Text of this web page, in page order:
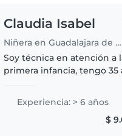
Claudia Isabel
Niñera en Guadalajara de Buga
Soy técnica en atención a
primera infancia, tengo 35
hace más de cinco años,
considero que cada niño
Experiencia: > 6 años
$